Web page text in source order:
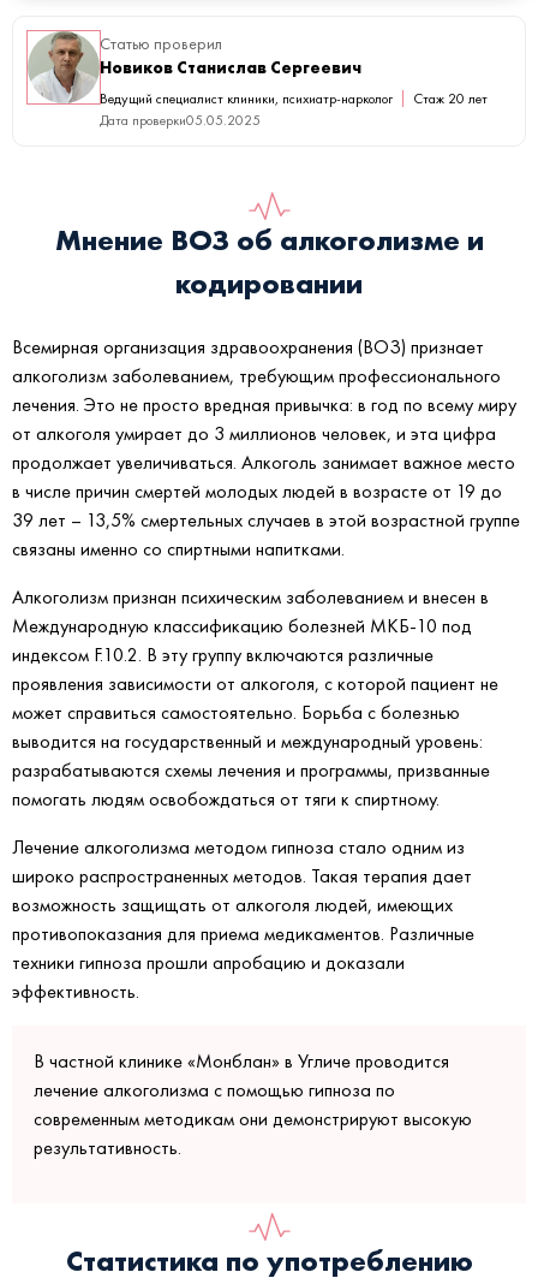
Статью проверил
Новиков Станислав Сергеевич
Ведущий специалист клиники, психиатр-нарколог
Стаж 20 лет
Дата проверки05.05.2025
Мнение ВОЗ об алкоголизме и
кодировании
Всемирная организация здравоохранения (ВОЗ) признает
алкоголизм заболеванием, требующим профессионального
лечения. Это не просто вредная привычка: в год по всему миру
от алкоголя умирает до 3 миллионов человек, и эта цифра
продолжает увеличиваться. Алкоголь занимает важное место
в числе причин смертей молодых людей в возрасте от 19 до
39 лет – 13,5% смертельных случаев в этой возрастной группе
связаны именно со спиртными напитками.
Алкоголизм признан психическим заболеванием и внесен в
Международную классификацию болезней МКБ-10 под
индексом F.10.2. В эту группу включаются различные
проявления зависимости от алкоголя, с которой пациент не
может справиться самостоятельно. Борьба с болезнью
выводится на государственный и международный уровень:
разрабатываются схемы лечения и программы, призванные
помогать людям освобождаться от тяги к спиртному.
Лечение алкоголизма методом гипноза стало одним из
широко распространенных методов. Такая терапия дает
возможность защищать от алкоголя людей, имеющих
противопоказания для приема медикаментов. Различные
техники гипноза прошли апробацию и доказали
эффективность.
В частной клинике «Монблан» в Угличе проводится
лечение алкоголизма с помощью гипноза по
современным методикам они демонстрируют высокую
результативность.
Статистика по употреблению